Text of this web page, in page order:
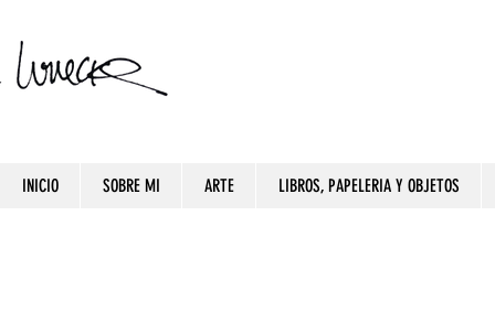
INICIO SOBRE MI ARTE LIBROS, PAPELERIA Y OBJETOS